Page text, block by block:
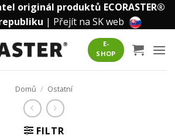
originál produktů ECORASTER®
| Přejít na SK web
E-
SHOP
Domů / Ostatní
FILTR